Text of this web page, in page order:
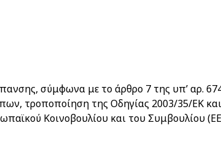
σύμφωνα με το άρθρο 7 της υπ’ αρ.
τροποποίηση της Οδηγίας 2003/35/ΕΚ
Κοινοβουλίου και του Συμβουλίου